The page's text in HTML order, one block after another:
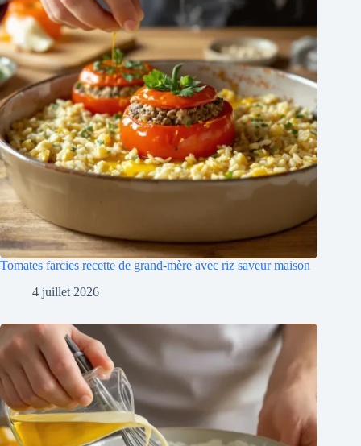
Tomates farcies recette de grand-mère avec riz saveur maison
4 juillet 2026